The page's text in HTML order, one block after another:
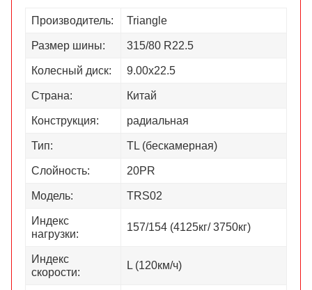
Производитель: Triangle
Размер шины: 315/80 R22.5
Колесный диск: 9.00х22.5
Страна: Китай
Конструкция: радиальная
Тип: TL (бескамерная)
Слойность: 20PR
Модель: TRS02
Индекс
нагрузки:
157/154 (4125кг/ 3750кг)
Индекс
скорости:
L (120км/ч)